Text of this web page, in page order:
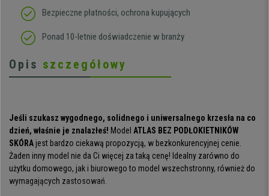
Bezpieczne płatności, ochrona kupujących
Ponad 10-letnie doświadczenie w branży
Opis szczegółowy
Jeśli szukasz wygodnego, solidnego i uniwersalnego krzesła na co
dzień, właśnie je znalazłeś! Model ATLAS BEZ PODŁOKIETNIKÓW
SKÓRAjest bardzo ciekawą propozycją, w bezkonkurencyjnej cenie.
Żaden inny model nie da Ci więcej za taką cenę! Idealny zarówno do
użytku domowego, jak i biurowego to model wszechstronny, również do
wymagających zastosowań.